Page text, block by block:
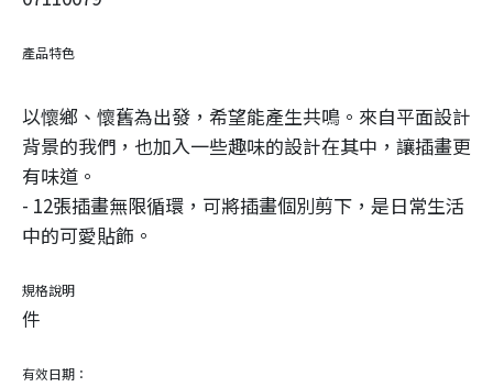
產品特色
以懷鄉、懷舊為出發，希望能產生共鳴。來自平面設計
背景的我們，也加入一些趣味的設計在其中，讓插畫更
有味道。
- 12張插畫無限循環，可將插畫個別剪下，是日常生活
中的可愛貼飾。
規格說明
件
有效日期：